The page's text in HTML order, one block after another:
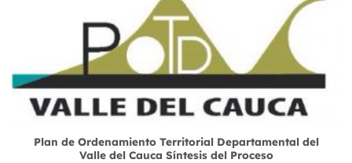
Plan de Ordenamiento Territorial Departamental del
Valle del Cauca Síntesis del Proceso